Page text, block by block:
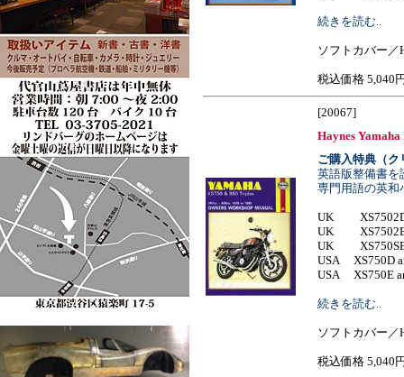
続きを読む..
ソフトカバー／
税込価格 5,040
[20067]
Haynes
ご購入特典（ク
英語版整備書を
専門用語の英和
UK
UK
UK
USA XS750D
USA XS750E
続きを読む..
ソフトカバー／
税込価格 5,040